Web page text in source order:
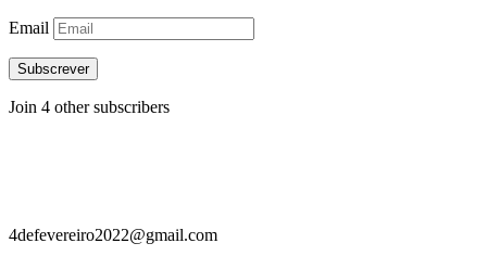
Email
Subscrever
Join 4 other subscribers
4defevereiro2022@gmail.com